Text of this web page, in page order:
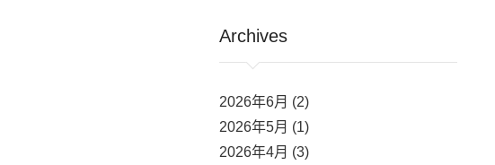
Archives
2026年6月 (2)
2026年5月 (1)
2026年4月 (3)